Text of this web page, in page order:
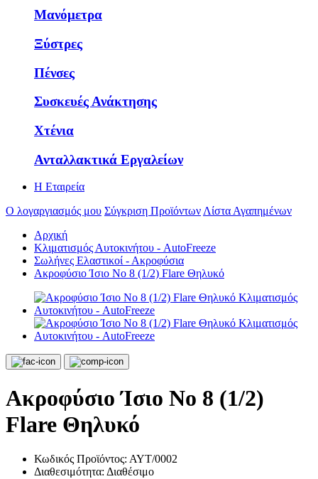
Μανόμετρα
Ξύστρες
Πένσες
Συσκευές Ανάκτησης
Χτένια
Ανταλλακτικά Εργαλείων
Η Εταιρεία
Ο λογαργιασμός μου Σύγκριση ΠροϊόντωνΛίστα Αγαπημένων
Αρχική
Κλιματισμός Αυτοκινήτου - AutoFreeze
Σωλήνες Ελαστικοί - Ακροφύσια
Ακροφύσιο Ίσιο Νο 8 (1/2) Flare Θηλυκό
Ακροφύσιο Ίσιο Νο 8 (1/2)
Flare Θηλυκό
Κωδικός Προϊόντος: ΑΥΤ/0002
Διαθεσιμότητα: Διαθέσιμο